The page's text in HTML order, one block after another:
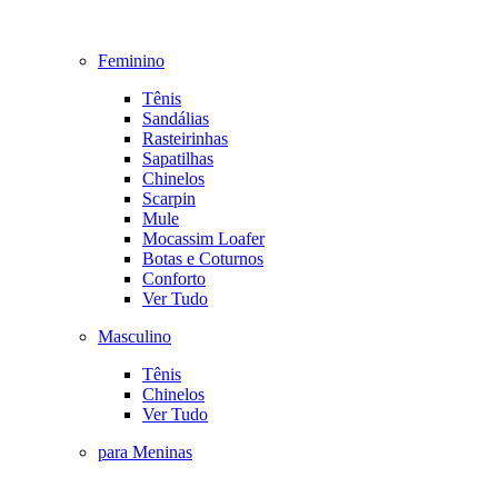
Feminino
Tênis
Sandálias
Rasteirinhas
Sapatilhas
Chinelos
Scarpin
Mule
Mocassim Loafer
Botas e Coturnos
Conforto
Ver Tudo
Masculino
Tênis
Chinelos
Ver Tudo
para Meninas